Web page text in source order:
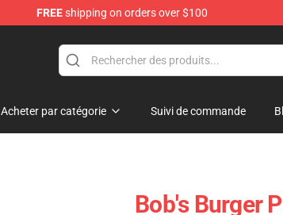
FREEshipping on orders over $100
Acheter par catégorie Suivi de commande
Bob's Burger